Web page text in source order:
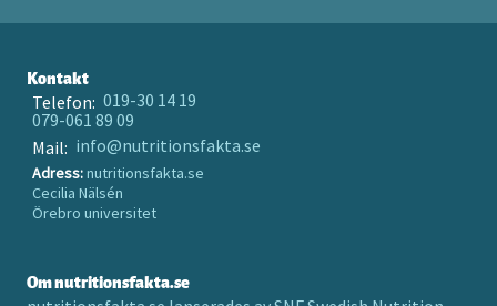
Kontakt
Telefon: 019-30 14 19
079-061 89 09
Mail: info@nutritionsfakta.se
Adress:nutritionsfakta.se
Cecilia Nälsén
Örebro universitet
Om nutritionsfakta.se